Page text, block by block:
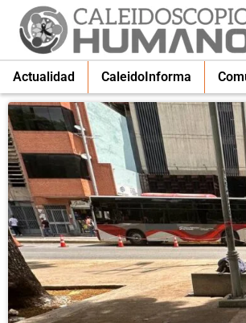
Actualidad CaleidoInforma